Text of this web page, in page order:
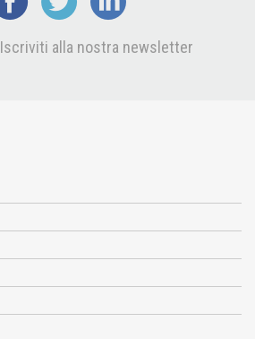
Iscriviti alla nostra newsletter